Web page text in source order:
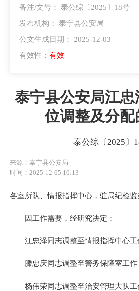
备注/文号： 泰公综〔2025〕18号
发布机构： 泰宁县公安局
公文生成日期： 2025-12-03
有效性： 有效
泰宁县公安局江
位调整及分配
泰公综〔2025〕
来源：泰宁县公安局
时间：2025-12-05 10:13
各室所队、情报指挥中心，驻局纪检监
因工作需要，经研究决定：
江忠泽同志调整至情报指挥中心工
滕忠庆同志调整至警务保障室工作
杨伟荣同志调整至治安管理大队工